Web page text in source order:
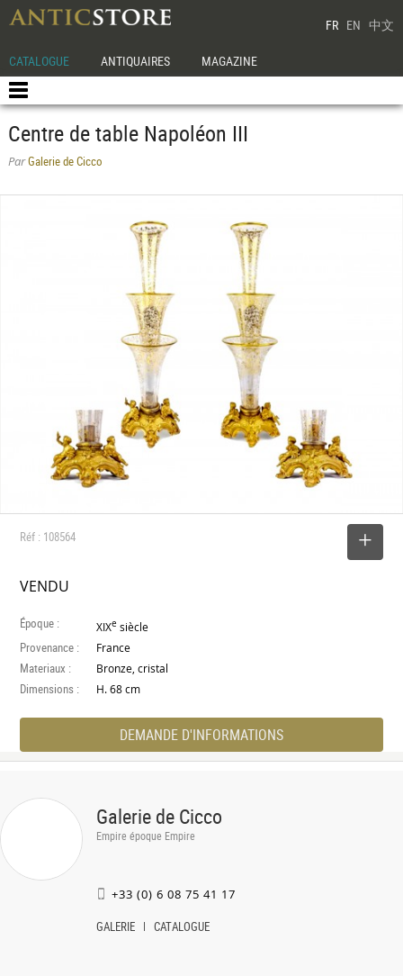
FR EN 中文
CATALOGUE ANTIQUAIRES MAGAZINE
Centre de table Napoléon III
ParGalerie de Cicco
Réf : 108564
VENDU
Époque : XIXe siècle
Provenance : France
Materiaux : Bronze, cristal
Dimensions : H. 68 cm
DEMANDE D'INFORMATIONS
Galerie de Cicco
Empire époque Empire
+33 (0) 6 08 75 41 17
GALERIE CATALOGUE